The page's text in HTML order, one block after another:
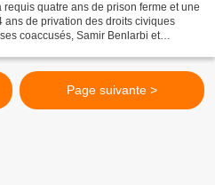
quatre ans de prison ferme et une
de privation des droits civiques
coaccusés, Samir Benlarbi et
Page suivante >